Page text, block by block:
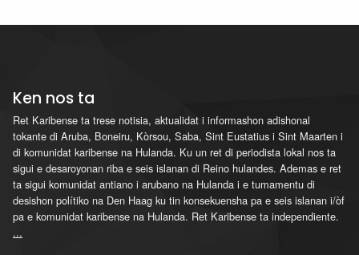
Ken nos ta
Ret Karibense ta trese notisia, aktualidat i informashon adishonal
tokante di Aruba, Boneiru, Kòrsou, Saba, Sint Eustatius i Sint Maarten i
di komunidat karibense na Hulanda. Ku un ret di periodista lokal nos ta
sigui e desaroyonan riba e seis islanan di Reino hulandes. Ademas e ret
ta sigui komunidat antiano i arubano na Hulanda i e tumamentu di
desishon polítiko na Den Haag ku tin konsekuensha pa e seis islanan i/òf
pa e komunidat karibense na Hulanda. Ret Karibense ta independiente.
...